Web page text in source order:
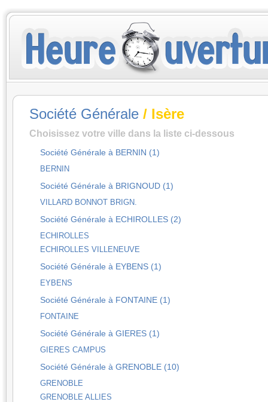
Société Générale / Isère
Choisissez votre ville dans la liste ci-dessous
Société Générale à BERNIN (1)
BERNIN
Société Générale à BRIGNOUD (1)
VILLARD BONNOT BRIGN.
Société Générale à ECHIROLLES (2)
ECHIROLLES
ECHIROLLES VILLENEUVE
Société Générale à EYBENS (1)
EYBENS
Société Générale à FONTAINE (1)
FONTAINE
Société Générale à GIERES (1)
GIERES CAMPUS
Société Générale à GRENOBLE (10)
GRENOBLE
GRENOBLE ALLIES